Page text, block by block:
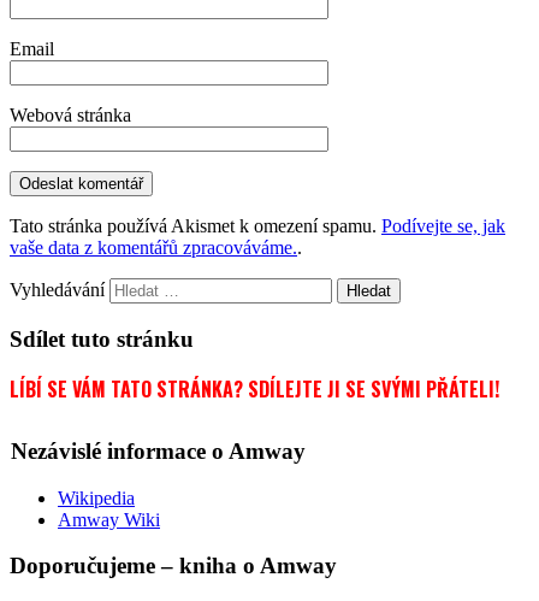
Email
Webová stránka
Tato stránka používá Akismet k omezení spamu. Podívejte se, jak
vaše data z komentářů zpracováváme..
Vyhledávání
Sdílet tuto stránku
LÍBÍ SE VÁM TATO STRÁNKA? SDÍLEJTE JI SE SVÝMI PŘÁTELI!
Nezávislé informace o Amway
Wikipedia
Amway Wiki
Doporučujeme – kniha o Amway